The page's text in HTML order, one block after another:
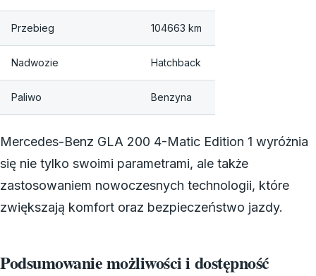
Przebieg 104663 km
Nadwozie Hatchback
Paliwo Benzyna
Mercedes-Benz GLA 200 4-Matic Edition 1 wyróżnia
się nie tylko swoimi parametrami, ale także
zastosowaniem nowoczesnych technologii, które
zwiększają komfort oraz bezpieczeństwo jazdy.
Podsumowanie możliwości i dostępność